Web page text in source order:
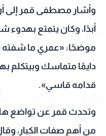
وأشار مصطفى قمر إلى
أبدًا، وكان يتمتع
موضحًا: «عمري ما شفته
دايمًا متماسك وبيتكلم
قدامه قاسي».
وتحدث قمر عن تواضع
من أهم صفات الكبار،